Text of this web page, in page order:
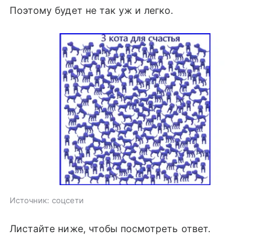
Поэтому будет не так уж и легко.
Источник: соцсети
Листайте ниже, чтобы посмотреть ответ.